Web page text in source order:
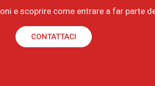
e scoprire come entrare a far parte
CONTATTACI